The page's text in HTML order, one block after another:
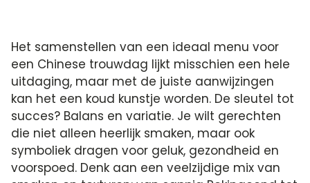
Het samenstellen van een ideaal menu voor
een Chinese trouwdag lijkt misschien een hele
uitdaging, maar met de juiste aanwijzingen
kan het een koud kunstje worden. De sleutel tot
succes? Balans en variatie. Je wilt gerechten
die niet alleen heerlijk smaken, maar ook
symboliek dragen voor geluk, gezondheid en
voorspoed. Denk aan een veelzijdige mix van